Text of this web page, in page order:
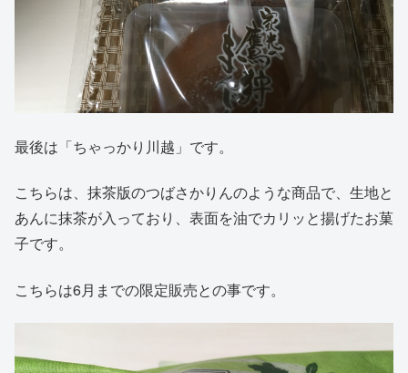
最後は「ちゃっかり川越」です。
こちらは、抹茶版のつばさかりんのような商品で、生地と
あんに抹茶が入っており、表面を油でカリッと揚げたお菓
子です。
こちらは6月までの限定販売との事です。